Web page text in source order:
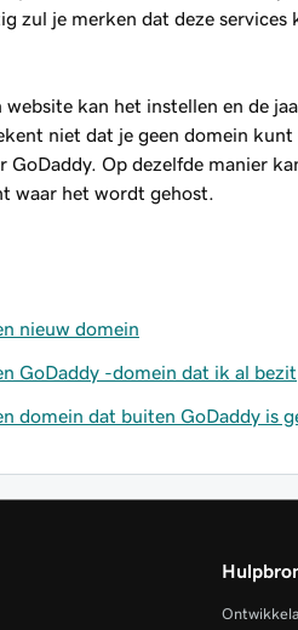
zul je merken dat deze services
kan het instellen en de
niet dat je geen domein
Op dezelfde manier
waar het wordt gehost.
nieuw domein
GoDaddy -domein dat ik al bezit
domein dat buiten GoDaddy is